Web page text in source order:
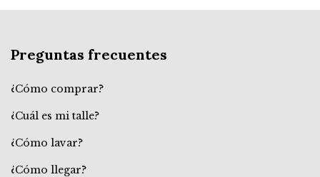
Preguntas frecuentes
¿Cómo comprar?
¿Cuál es mi talle?
¿Cómo lavar?
¿Cómo llegar?